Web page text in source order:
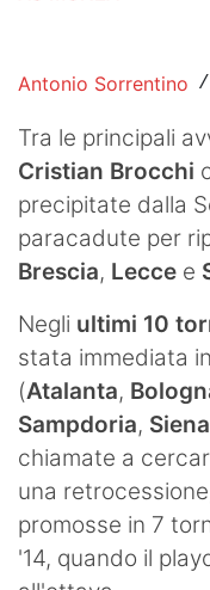
Motori
Volley
Hockey
Altri sport
Pallanuoto
Pallamano
Altre
News
Turismo
Antonio Sorrentino /
Tra le principali
Cristian Brocchi
precipitate dalla
paracadute per
Brescia, Lecce e
Negli ultimi 10
stata immediata
(Atalanta,
Sampdoria, Siena
chiamate a
una
promosse in 7
'14, quando il